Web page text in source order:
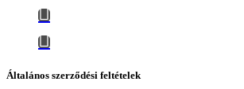
Általános szerződési feltételek